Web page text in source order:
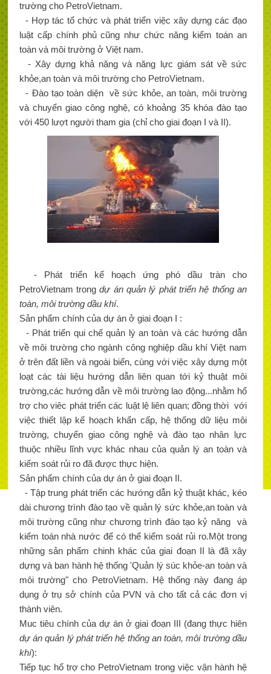
trường cho PetroVietnam.
- Hợp tác tổ chức và phát triển việc xây dựng các đạo
luật cấp chính phủ cũng như chức năng kiểm toán an
toàn và môi trường ở Việt nam.
- Xây dựng khả năng và năng lực giám sát về sức
khỏe,an toàn và môi trường cho PetroVietnam.
- Đào tạo toàn diện về sức khỏe, an toàn, môi trường
và chuyển giao công nghệ, có khoảng 35 khóa đào tạo
với 450 lượt người tham gia (chỉ cho giai đoạn I và II).
- Phát triển kế hoạch ứng phó dầu tràn cho
PetroVietnam trongdự án quản lý phát triển hệ thống an
toàn, môi trường dầu khí.
Sản phẩm chính của dự án ở giai đoạn I :
- Phát triển qui chế quản lý an toàn và các hướng dẫn
về môi trường cho ngành công nghiệp dầu khí Việt nam
ở trên đất liền và ngoài biển, cùng với việc xây dựng một
loạt các tài liệu hướng dẫn liên quan tới kỷ thuật môi
trường,các hướng dẫn về môi trường lao động...nhằm hổ
trợ cho viêc phát triển các luật lệ liên quan; đồng thời với
việc thiết lập kế hoạch khẩn cấp, hệ thống dữ liệu môi
trường, chuyển giao công nghệ và đào tạo nhân lực
thuộc nhiều lĩnh vực khác nhau của quản lý an toàn và
kiểm soát rủi ro đã được thực hiện.
Sản phẩm chính của dự án ở giai đoạn II.
- Tập trung phát triển các hướng dẫn kỷ thuật khác, kéo
dài chương trình đào tạo về quản lý sức khỏe,an toàn và
môi trường cũng như chương trình đào tạo kỷ năng và
kiểm toán nhà nước để có thể kiểm soát rủi ro.Một trong
những sản phẩm chinh khác của giai đoạn II là đã xây
dựng và ban hành hệ thống 'Quản lý súc khỏe-an toàn và
môi trường" cho PetroVietnam. Hệ thống này đang áp
dụng ở trụ sở chính của PVN và cho tất cả các đơn vị
thành viên.
Muc tiêu chính của dự án ở giai đoạn III (đang thực hiên
dự án quản lý phát triển hệ thống an toàn, môi trường dầu
khí):
Tiếp tục hổ trợ cho PetroVietnam trong việc vận hành hệ